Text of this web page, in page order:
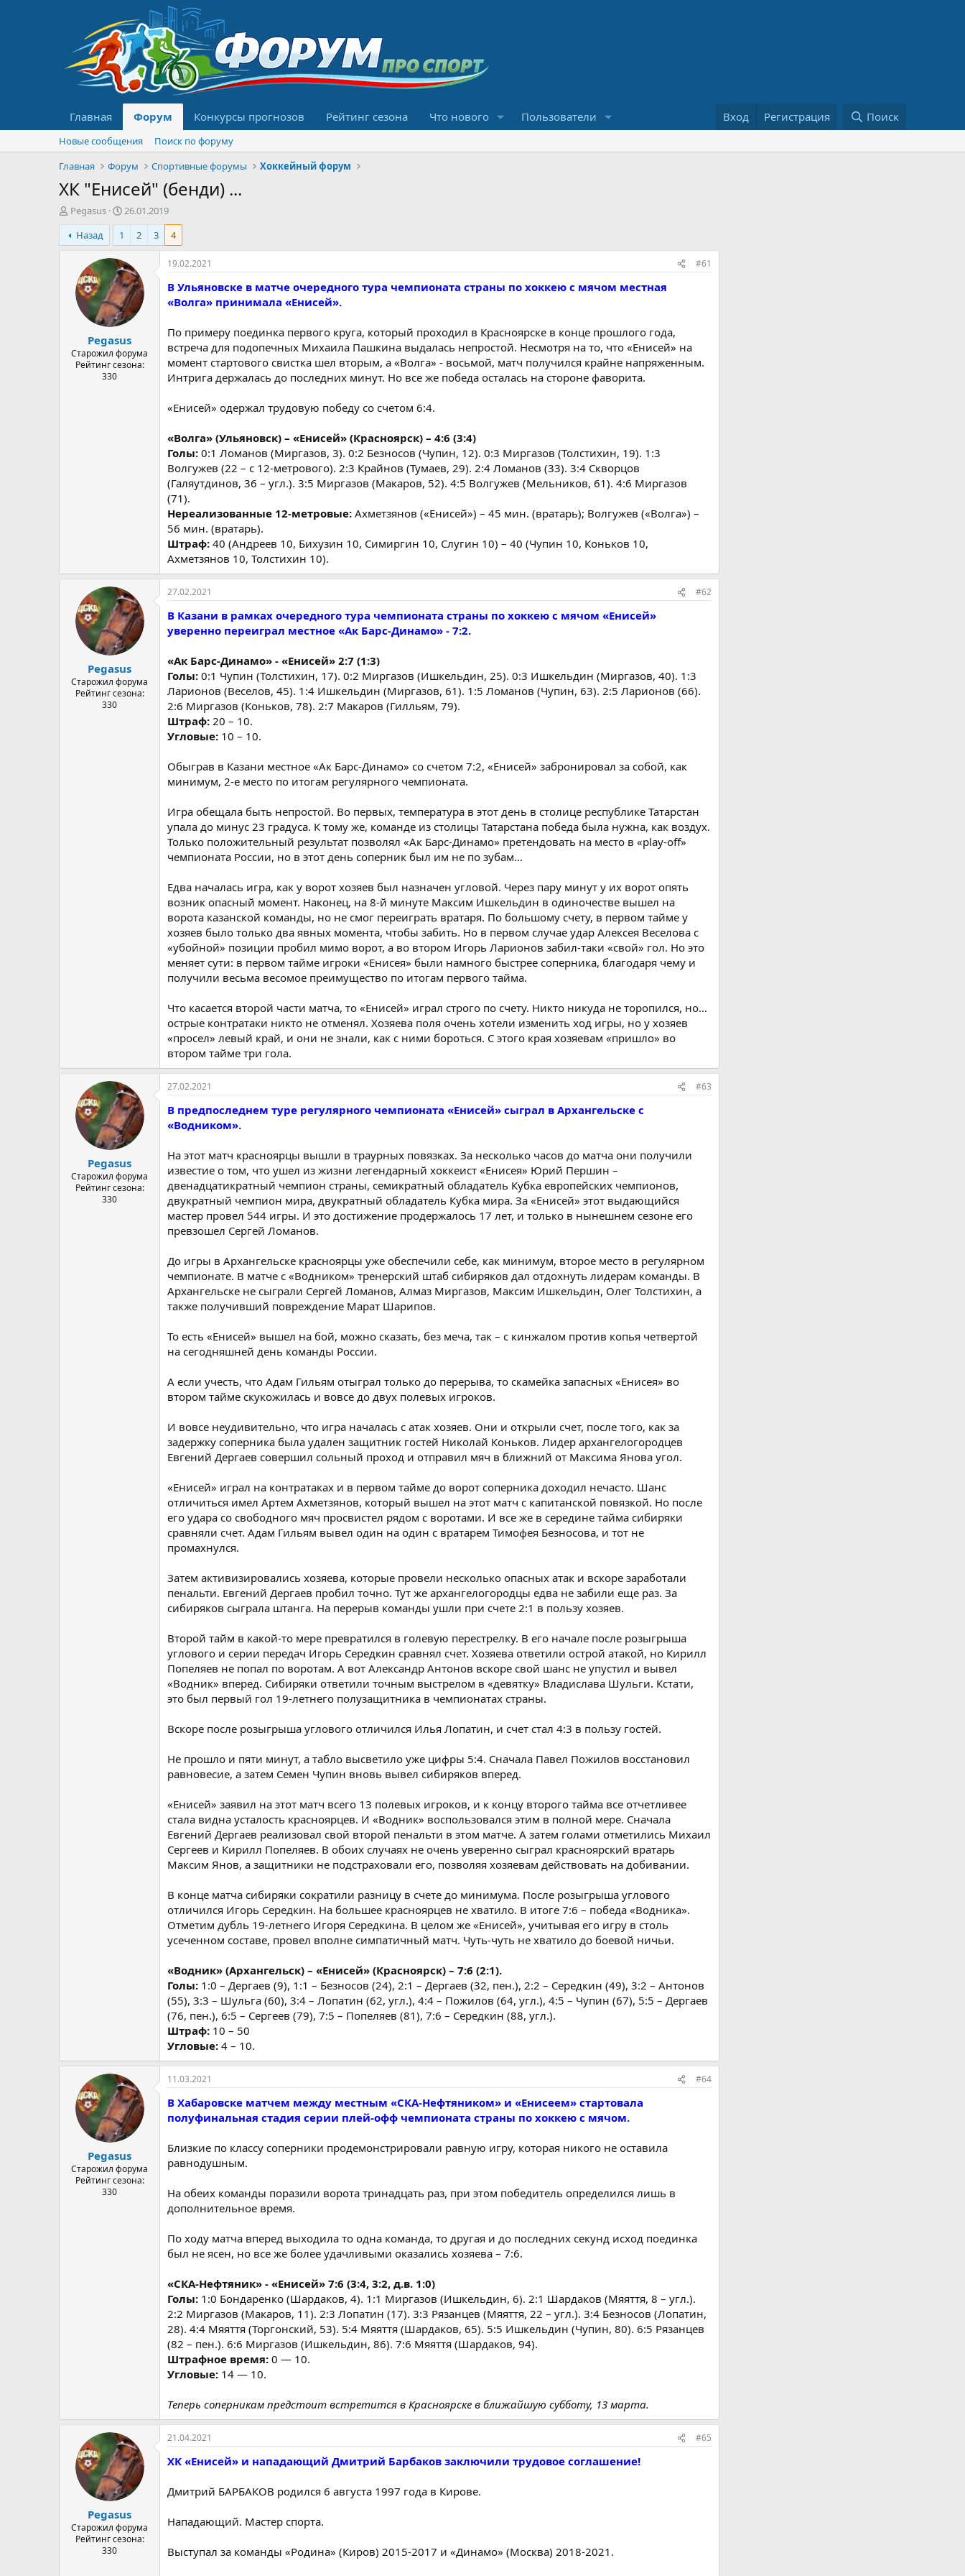
Главная Форум Конкурсы прогнозов Рейтинг сезона Что нового Пользователи Вход Регистрация Поиск
Новые сообщения
Поиск по форуму
Главная
Форум Спортивные форумы Хоккейный форум
ХК "Енисей" (бенди) ...
А
в
т
о
м
Pegasus
Д
а
а
н
а
ч
а
л
а
26.01.2019
Назад
1 2 3 4
Pegasus
Старожил форума
Рейтинг сезона:
330
19.02.2021 #61
В Ульяновске в матче очередного тура чемпионата страны по хоккею с мячом местная
«Волга» принимала «Енисей».
По примеру поединка первого круга, который проходил в Красноярске в конце прошлого года,
встреча для подопечных Михаила Пашкина выдалась непростой. Несмотря на то, что «Енисей» на
момент стартового свистка шел вторым, а «Волга» - восьмой, матч получился крайне напряженным.
Интрига держалась до последних минут. Но все же победа осталась на стороне фаворита.
«Енисей» одержал трудовую победу со счетом 6:4.
«Волга» (Ульяновск) – «Енисей» (Красноярск) – 4:6 (3:4)
Голы: 0:1 Ломанов (Миргазов, 3). 0:2 Безносов (Чупин, 12). 0:3 Миргазов (Толстихин, 19). 1:3
Волгужев (22 – с 12-метрового). 2:3 Крайнов (Тумаев, 29). 2:4 Ломанов (33). 3:4 Скворцов
(Галяутдинов, 36 – угл.). 3:5 Миргазов (Макаров, 52). 4:5 Волгужев (Мельников, 61). 4:6 Миргазов
(71).
Нереализованные 12-метровые: Ахметзянов («Енисей») – 45 мин. (вратарь); Волгужев («Волга») –
56 мин. (вратарь).
Штраф: 40 (Андреев 10, Бихузин 10, Симиргин 10, Слугин 10) – 40 (Чупин 10, Коньков 10,
Ахметзянов 10, Толстихин 10).
Pegasus
Старожил форума
Рейтинг сезона:
330
27.02.2021 #62
В Казани в рамках очередного тура чемпионата страны по хоккею с мячом «Енисей»
уверенно переиграл местное «Ак Барс-Динамо» - 7:2.
«Ак Барс-Динамо» - «Енисей» 2:7 (1:3)
Голы: 0:1 Чупин (Толстихин, 17). 0:2 Миргазов (Ишкельдин, 25). 0:3 Ишкельдин (Миргазов, 40). 1:3
Ларионов (Веселов, 45). 1:4 Ишкельдин (Миргазов, 61). 1:5 Ломанов (Чупин, 63). 2:5 Ларионов (66).
2:6 Миргазов (Коньков, 78). 2:7 Макаров (Гилльям, 79).
Штраф: 20 – 10.
Угловые: 10 – 10.
Обыграв в Казани местное «Ак Барс-Динамо» со счетом 7:2, «Енисей» забронировал за собой, как
минимум, 2-е место по итогам регулярного чемпионата.
Игра обещала быть непростой. Во первых, температура в этот день в столице республике Татарстан
упала до минус 23 градуса. К тому же, команде из столицы Татарстана победа была нужна, как воздух.
Только положительный результат позволял «Ак Барс-Динамо» претендовать на место в «play-off»
чемпионата России, но в этот день соперник был им не по зубам…
Едва началась игра, как у ворот хозяев был назначен угловой. Через пару минут у их ворот опять
возник опасный момент. Наконец, на 8-й минуте Максим Ишкельдин в одиночестве вышел на
ворота казанской команды, но не смог переиграть вратаря. По большому счету, в первом тайме у
хозяев было только два явных момента, чтобы забить. Но в первом случае удар Алексея Веселова с
«убойной» позиции пробил мимо ворот, а во втором Игорь Ларионов забил-таки «свой» гол. Но это
меняет сути: в первом тайме игроки «Енисея» были намного быстрее соперника, благодаря чему и
получили весьма весомое преимущество по итогам первого тайма.
Что касается второй части матча, то «Енисей» играл строго по счету. Никто никуда не торопился, но…
острые контратаки никто не отменял. Хозяева поля очень хотели изменить ход игры, но у хозяев
«просел» левый край, и они не знали, как с ними бороться. С этого края хозяевам «пришло» во
втором тайме три гола.
Pegasus
Старожил форума
Рейтинг сезона:
330
27.02.2021 #63
В предпоследнем туре регулярного чемпионата «Енисей» сыграл в Архангельске с
«Водником».
На этот матч красноярцы вышли в траурных повязках. За несколько часов до матча они получили
известие о том, что ушел из жизни легендарный хоккеист «Енисея» Юрий Першин –
двенадцатикратный чемпион страны, семикратный обладатель Кубка европейских чемпионов,
двукратный чемпион мира, двукратный обладатель Кубка мира. За «Енисей» этот выдающийся
мастер провел 544 игры. И это достижение продержалось 17 лет, и только в нынешнем сезоне его
превзошел Сергей Ломанов.
До игры в Архангельске красноярцы уже обеспечили себе, как минимум, второе место в регулярном
чемпионате. В матче с «Водником» тренерский штаб сибиряков дал отдохнуть лидерам команды. В
Архангельске не сыграли Сергей Ломанов, Алмаз Миргазов, Максим Ишкельдин, Олег Толстихин, а
также получивший повреждение Марат Шарипов.
То есть «Енисей» вышел на бой, можно сказать, без меча, так – с кинжалом против копья четвертой
на сегодняшней день команды России.
А если учесть, что Адам Гильям отыграл только до перерыва, то скамейка запасных «Енисея» во
втором тайме скукожилась и вовсе до двух полевых игроков.
И вовсе неудивительно, что игра началась с атак хозяев. Они и открыли счет, после того, как за
задержку соперника была удален защитник гостей Николай Коньков. Лидер архангелогородцев
Евгений Дергаев совершил сольный проход и отправил мяч в ближний от Максима Янова угол.
«Енисей» играл на контратаках и в первом тайме до ворот соперника доходил нечасто. Шанс
отличиться имел Артем Ахметзянов, который вышел на этот матч с капитанской повязкой. Но после
его удара со свободного мяч просвистел рядом с воротами. И все же в середине тайма сибиряки
сравняли счет. Адам Гильям вывел один на один с вратарем Тимофея Безносова, и тот не
промахнулся.
Затем активизировались хозяева, которые провели несколько опасных атак и вскоре заработали
пенальти. Евгений Дергаев пробил точно. Тут же архангелогородцы едва не забили еще раз. За
сибиряков сыграла штанга. На перерыв команды ушли при счете 2:1 в пользу хозяев.
Второй тайм в какой-то мере превратился в голевую перестрелку. В его начале после розыгрыша
углового и серии передач Игорь Середкин сравнял счет. Хозяева ответили острой атакой, но Кирилл
Попеляев не попал по воротам. А вот Александр Антонов вскоре свой шанс не упустил и вывел
«Водник» вперед. Сибиряки ответили точным выстрелом в «девятку» Владислава Шульги. Кстати,
это был первый гол 19-летнего полузащитника в чемпионатах страны.
Вскоре после розыгрыша углового отличился Илья Лопатин, и счет стал 4:3 в пользу гостей.
Не прошло и пяти минут, а табло высветило уже цифры 5:4. Сначала Павел Пожилов восстановил
равновесие, а затем Семен Чупин вновь вывел сибиряков вперед.
«Енисей» заявил на этот матч всего 13 полевых игроков, и к концу второго тайма все отчетливее
стала видна усталость красноярцев. И «Водник» воспользовался этим в полной мере. Сначала
Евгений Дергаев реализовал свой второй пенальти в этом матче. А затем голами отметились Михаил
Сергеев и Кирилл Попеляев. В обоих случаях не очень уверенно сыграл красноярский вратарь
Максим Янов, а защитники не подстраховали его, позволяя хозяевам действовать на добивании.
В конце матча сибиряки сократили разницу в счете до минимума. После розыгрыша углового
отличился Игорь Середкин. На большее красноярцев не хватило. В итоге 7:6 – победа «Водника».
Отметим дубль 19-летнего Игоря Середкина. В целом же «Енисей», учитывая его игру в столь
усеченном составе, провел вполне симпатичный матч. Чуть-чуть не хватило до боевой ничьи.
«Водник» (Архангельск) – «Енисей» (Красноярск) – 7:6 (2:1).
Голы: 1:0 – Дергаев (9), 1:1 – Безносов (24), 2:1 – Дергаев (32, пен.), 2:2 – Середкин (49), 3:2 – Антонов
(55), 3:3 – Шульга (60), 3:4 – Лопатин (62, угл.), 4:4 – Пожилов (64, угл.), 4:5 – Чупин (67), 5:5 – Дергаев
(76, пен.), 6:5 – Сергеев (79), 7:5 – Попеляев (81), 7:6 – Середкин (88, угл.).
Штраф: 10 – 50
Угловые: 4 – 10.
Pegasus
Старожил форума
Рейтинг сезона:
330
11.03.2021 #64
В Хабаровске матчем между местным «СКА-Нефтяником» и «Енисеем» стартовала
полуфинальная стадия серии плей-офф чемпионата страны по хоккею с мячом.
Близкие по классу соперники продемонстрировали равную игру, которая никого не оставила
равнодушным.
На обеих команды поразили ворота тринадцать раз, при этом победитель определился лишь в
дополнительное время.
По ходу матча вперед выходила то одна команда, то другая и до последних секунд исход поединка
был не ясен, но все же более удачливыми оказались хозяева – 7:6.
«СКА-Нефтяник» - «Енисей» 7:6 (3:4, 3:2, д.в. 1:0)
Голы: 1:0 Бондаренко (Шардаков, 4). 1:1 Миргазов (Ишкельдин, 6). 2:1 Шардаков (Мяяття, 8 – угл.).
2:2 Миргазов (Макаров, 11). 2:3 Лопатин (17). 3:3 Рязанцев (Мяяття, 22 – угл.). 3:4 Безносов (Лопатин,
28). 4:4 Мяяття (Торгонский, 53). 5:4 Мяяття (Шардаков, 65). 5:5 Ишкельдин (Чупин, 80). 6:5 Рязанцев
(82 – пен.). 6:6 Миргазов (Ишкельдин, 86). 7:6 Мяяття (Шардаков, 94).
Штрафное время: 0 — 10.
Угловые: 14 — 10.
Теперь соперникам предстоит встретится в Красноярске в ближайшую субботу, 13 марта.
Pegasus
Старожил форума
Рейтинг сезона:
330
21.04.2021 #65
ХК «Енисей» и нападающий Дмитрий Барбаков заключили трудовое соглашение!
Дмитрий БАРБАКОВ родился 6 августа 1997 года в Кирове.
Нападающий. Мастер спорта.
Выступал за команды «Родина» (Киров) 2015-2017 и «Динамо» (Москва) 2018-2021.